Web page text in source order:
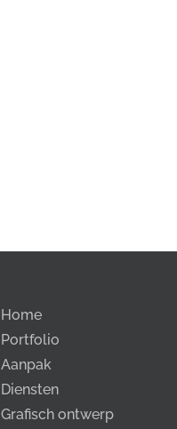
Home
Portfolio
Aanpak
Diensten
Grafisch ontwerp